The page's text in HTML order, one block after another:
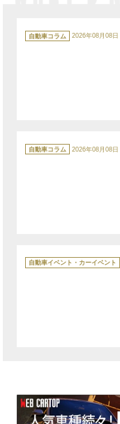
テ
ゴ
自動車コラム 2026年08月08日
テ
ゴ
自動車コラム 2026年08月08日
テ
ゴ
自動車イベント・カーイベント